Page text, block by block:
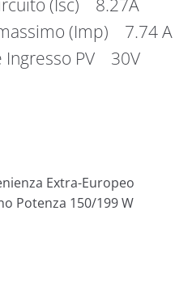
(Isc) 8.27A
(Imp) 7.74 A
Ingresso PV 30V
Extra-Europeo
Potenza 150/199 W